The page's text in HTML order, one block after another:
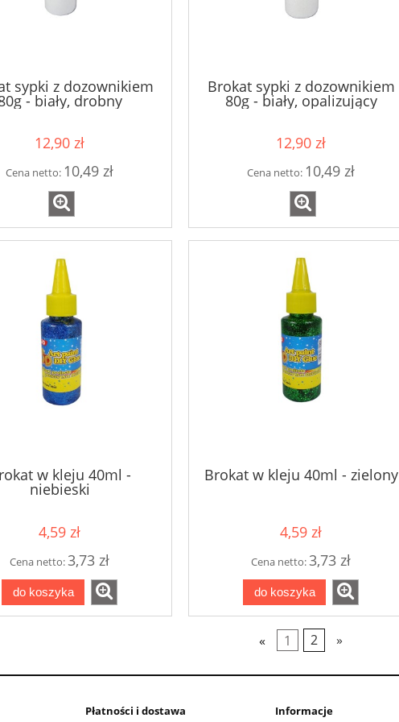
sypki z dozownikiem
- biały, drobny
12,90 zł
Cena netto: 10,49 zł
Brokat sypki z dozownikiem
80g - biały, opalizujący
12,90 zł
Cena netto: 10,49 zł
w kleju 40ml -
niebieski
4,59 zł
Cena netto:3,73 zł
do koszyka
Brokat w kleju 40ml - zielony
4,59 zł
Cena netto:3,73 zł
do koszyka
« 1 2 »
Płatności i dostawa Informacje